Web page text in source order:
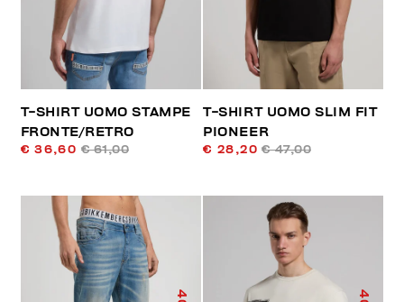
T-SHIRT UOMO STAMPE
FRONTE/RETRO
€ 36,60 € 61,00
T-SHIRT UOMO SLIM FIT
PIONEER
€ 28,20 € 47,00